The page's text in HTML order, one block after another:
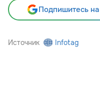
Подпишитесь
Источник Infotag